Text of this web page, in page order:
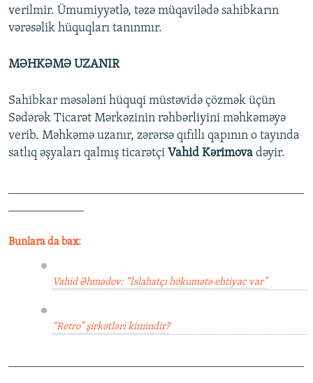
verilmir. Ümumiyyətlə, təzə müqavilədə sahibkarın
vərəsəlik hüquqları tanınmır.
MƏHKƏMƏ UZANIR
Sahibkar məsələni hüquqi müstəvidə çözmək üçün
Sədərək Ticarət Mərkəzinin rəhbərliyini məhkəməyə
verib. Məhkəmə uzanır, zərərsə qıfıllı qapının o tayında
satlıq əşyaları qalmış ticarətçi Vahid Kərimova dəyir.
Bunlara da bax:
Vahid Əhmədov: “İslahatçı hökumətə ehtiyac var”
“Retro” şirkətləri kimindir?